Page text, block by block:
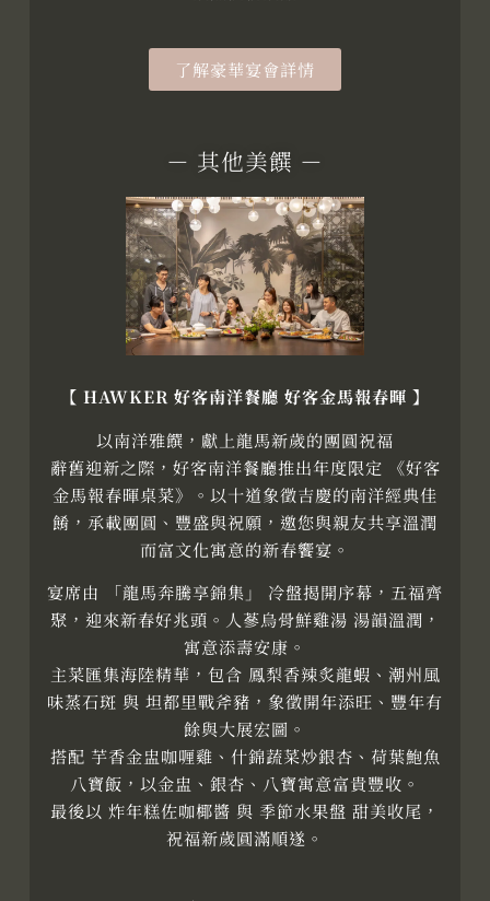
了解豪華宴會詳情
－ 其他美饌 －
【 HAWKER 好客南洋餐廳 好客金馬報春暉 】
以南洋雅饌，獻上龍馬新歲的團圓祝福
辭舊迎新之際，好客南洋餐廳推出年度限定 《好客
金馬報春暉桌菜》。以十道象徵吉慶的南洋經典佳
餚，承載團圓、豐盛與祝願，邀您與親友共享溫潤
而富文化寓意的新春饗宴。
宴席由 「龍馬奔騰享錦集」 冷盤揭開序幕，五福齊
聚，迎來新春好兆頭。人蔘烏骨鮮雞湯 湯韻溫潤，
寓意添壽安康。
主菜匯集海陸精華，包含 鳳梨香辣炙龍蝦、潮州風
味蒸石斑 與 坦都里戰斧豬，象徵開年添旺、豐年有
餘與大展宏圖。
搭配 芋香金盅咖喱雞、什錦蔬菜炒銀杏、荷葉鮑魚
八寶飯，以金盅、銀杏、八寶寓意富貴豐收。
最後以 炸年糕佐咖椰醬 與 季節水果盤 甜美收尾，
祝福新歲圓滿順遂。